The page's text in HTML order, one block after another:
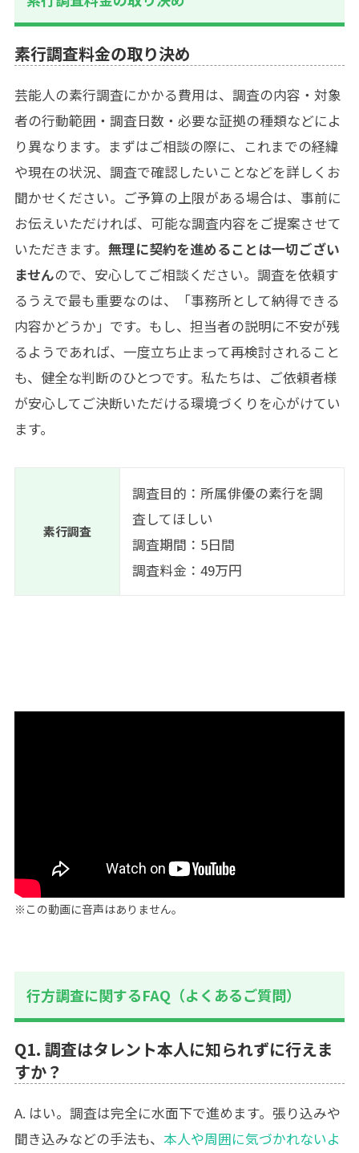
素行調査料金の取り決め
芸能人の素行調査にかかる費用は、調査の内容・対象
者の行動範囲・調査日数・必要な証拠の種類などによ
り異なります。まずはご相談の際に、これまでの経緯
や現在の状況、調査で確認したいことなどを詳しくお
聞かせください。ご予算の上限がある場合は、事前に
お伝えいただければ、可能な調査内容をご提案させて
いただきます。 無理に契約を進めることは一切ござい
ませんので、安心してご相談ください。調査を依頼す
るうえで最も重要なのは、「事務所として納得できる
内容かどうか」です。もし、担当者の説明に不安が残
るようであれば、一度立ち止まって再検討されること
も、健全な判断のひとつです。私たちは、ご依頼者様
が安心してご決断いただける環境づくりを心がけてい
ます。
素行調査
調査目的：所属俳優の素行を調
査してほしい
調査期間：5日間
調査料金：49万円
※この動画に音声はありません。
行方調査に関するFAQ（よくあるご質問）
Q1. 調査はタレント本人に知られずに行えま
すか？
A. はい。調査は完全に水面下で進めます。張り込みや
聞き込みなどの手法も、 本人や周囲に気づかれないよ